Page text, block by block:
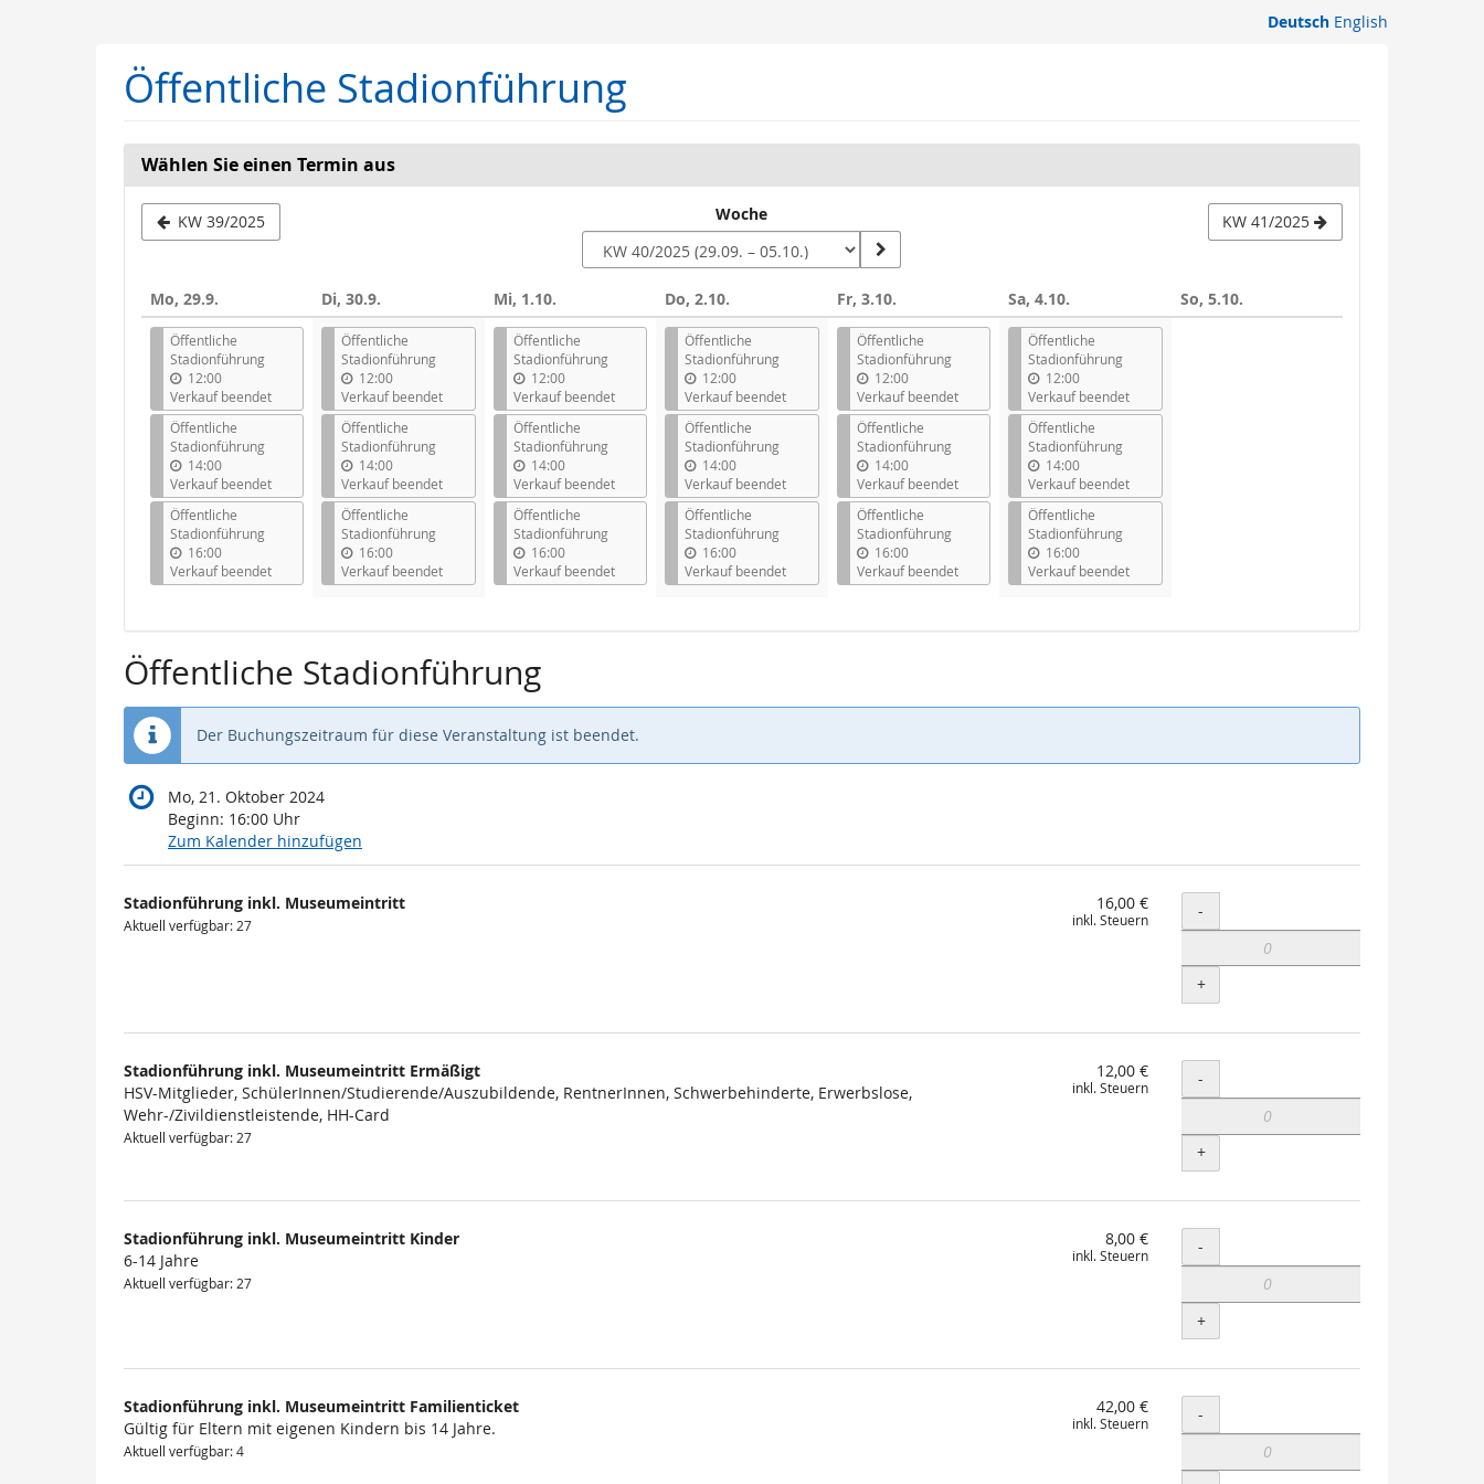
Deutsch English
Öffentliche Stadionführung
Wählen Sie einen Termin aus
KW 39/2025
auswählen
Woche KW 41/2025
Mo, 29.9.
Öffentliche
Stadionführung
12:00
Verkauf beendet
Öffentliche
Stadionführung
14:00
Verkauf beendet
Öffentliche
Stadionführung
16:00
Verkauf beendet
Di, 30.9.
Öffentliche
Stadionführung
12:00
Verkauf beendet
Öffentliche
Stadionführung
14:00
Verkauf beendet
Öffentliche
Stadionführung
16:00
Verkauf beendet
Mi, 1.10.
Öffentliche
Stadionführung
12:00
Verkauf beendet
Öffentliche
Stadionführung
14:00
Verkauf beendet
Öffentliche
Stadionführung
16:00
Verkauf beendet
Do, 2.10.
Öffentliche
Stadionführung
12:00
Verkauf beendet
Öffentliche
Stadionführung
14:00
Verkauf beendet
Öffentliche
Stadionführung
16:00
Verkauf beendet
Fr, 3.10.
Öffentliche
Stadionführung
12:00
Verkauf beendet
Öffentliche
Stadionführung
14:00
Verkauf beendet
Öffentliche
Stadionführung
16:00
Verkauf beendet
Sa, 4.10.
Öffentliche
Stadionführung
12:00
Verkauf beendet
Öffentliche
Stadionführung
14:00
Verkauf beendet
Öffentliche
Stadionführung
16:00
Verkauf beendet
So, 5.10.
Öffentliche Stadionführung
Der Buchungszeitraum für diese Veranstaltung ist beendet.
Mo, 21. Oktober 2024
Beginn: 16:00 Uhr
Zum Kalender hinzufügen
Produkte
Unkategorisierte
Stadionführung inkl. Museumeintritt
Aktuell verfügbar: 27
16,00 €
inkl. Steuern Menge
-
+
Stadionführung inkl. Museumeintritt Ermäßigt
HSV-Mitglieder, SchülerInnen/Studierende/Auszubildende, RentnerInnen, Schwerbehinderte, Erwerbslose,
Wehr-/Zivildienstleistende, HH-Card
Aktuell verfügbar: 27
12,00 €
inkl. Steuern Menge
-
+
Stadionführung inkl. Museumeintritt Kinder
6-14 Jahre
Aktuell verfügbar: 27
8,00 €
inkl. Steuern Menge
-
+
Stadionführung inkl. Museumeintritt Familienticket
Gültig für Eltern mit eigenen Kindern bis 14 Jahre.
Aktuell verfügbar: 4
42,00 €
inkl. Steuern Menge
-